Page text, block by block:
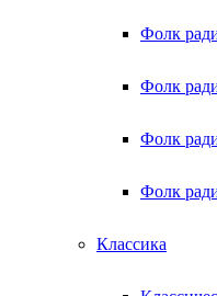
Фолк
Фолк
Фолк
Фолк
Классика